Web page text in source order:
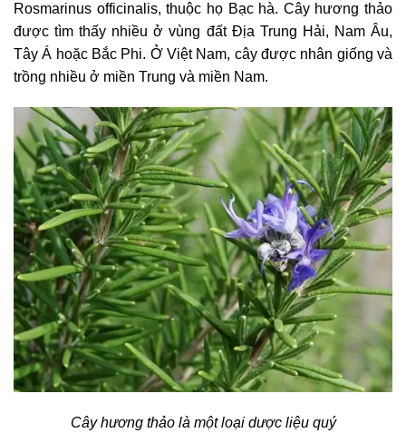
Rosmarinus officinalis, thuộc họ Bạc hà. Cây hương thảo
được tìm thấy nhiều ở vùng đất Địa Trung Hải, Nam Âu,
Tây Á hoặc Bắc Phi. Ở Việt Nam, cây được nhân giống và
trồng nhiều ở miền Trung và miền Nam.
Cây hương thảo là một loại dược liệu quý